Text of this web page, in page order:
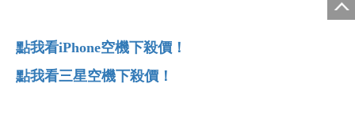
點我看iPhone空機下殺價！
點我看三星空機下殺價！